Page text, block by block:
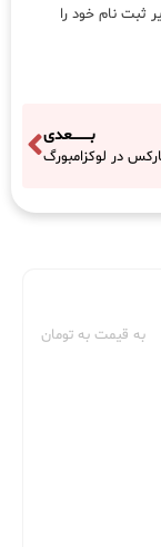
ثبت نام خود را
بــــــــعدی
در لوکزامبورگ
به قیمت به تومان